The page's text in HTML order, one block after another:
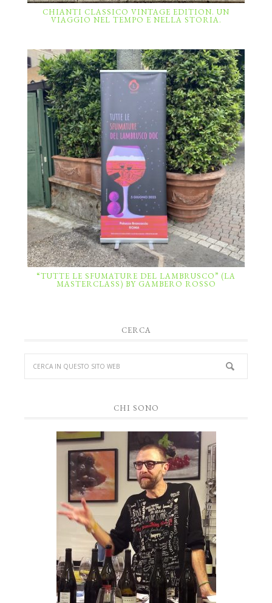
CHIANTI CLASSICO VINTAGE EDITION. UN
VIAGGIO NEL TEMPO E NELLA STORIA.
“TUTTE LE SFUMATURE DEL LAMBRUSCO” (LA
MASTERCLASS) BY GAMBERO ROSSO
CERCA
CHI SONO